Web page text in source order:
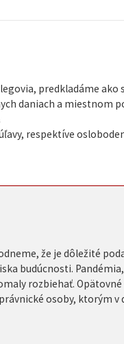
predkladáme ako
daniach a miestnom
respektíve
že je dôležité
budúcnosti.
rozbiehať.
osoby, ktorým v